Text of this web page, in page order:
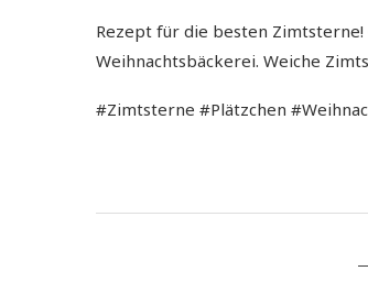
Rezept für die besten
Weihnachtsbäckerei. Weiche
#Zimtsterne #Plätzchen